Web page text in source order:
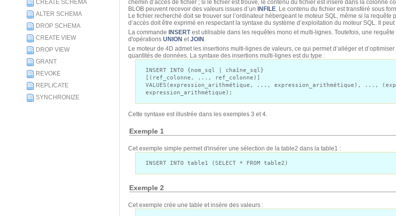
CREATE SCHEMA
ALTER SCHEMA
DROP SCHEMA
CREATE VIEW
DROP VIEW
GRANT
REVOKE
REPLICATE
SYNCHRONIZE
chemin d’accès de fichier ; si le fichier est trouvé, le contenu du fichier est inséré dans la colonne
BLOB peuvent recevoir des valeurs issues d’un
INFILE. Le contenu du fichier est transféré sous
Le fichier recherché doit se trouver sur l’ordinateur hébergeant le moteur SQL, même si la requête
d’accès doit être exprimé en respectant la syntaxe du système d’exploitation du moteur SQL. Il
La commande
INSERTest utilisable dans les requêtes mono et multi-lignes. Toutefois, une requête
d'opérations UNION etJOIN .
Le moteur de 4D admet les insertions multi-lignes de valeurs, ce qui permet d’alléger et
quantités de données. La syntaxe des insertions multi-lignes est du type :
INSERT INTO {nom_sql | chaîne_sql}
[(ref_colonne, ..., ref_colonne)]
VALUES(expression_arithmétique, ..., expression_arithmétique), ...,
expression_arithmétique);
Cette syntaxe est illustrée dans les exemples 3 et 4.
Exemple 1
Cet exemple simple permet d'insérer une sélection de la table2 dans la table1 :
INSERT INTO table1 (SELECT * FROM table2)
Exemple 2
Cet exemple crée une table et insère des valeurs :